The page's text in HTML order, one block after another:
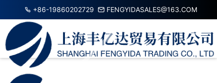
+86-19860202729 FENGYIDASALES@163.COM